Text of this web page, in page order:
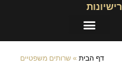
רישיונות
דף הבית » שרותים משפטיים